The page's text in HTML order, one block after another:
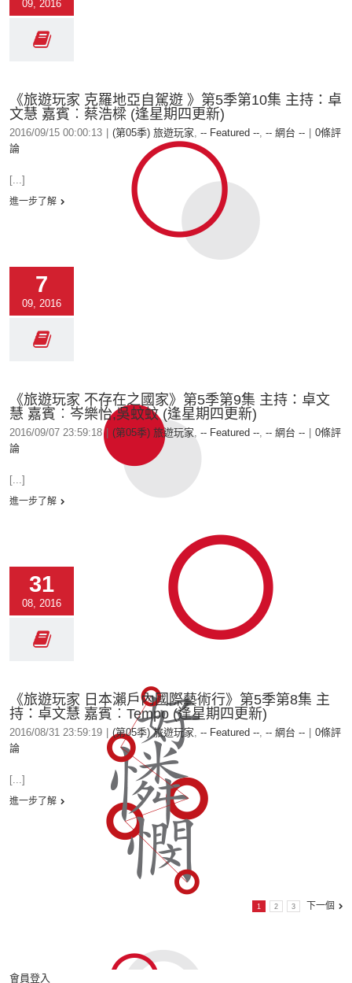
09, 2016
《旅遊玩家 克羅地亞自駕遊 》第5季第10集 主持：卓
文慧 嘉賓︰蔡浩樑 (逢星期四更新)
2016/09/15 00:00:13 (第05季) 旅遊玩家, -- Featured --, -- 網台 --
0條評
論
[...]
進一步了解
7
09, 2016
《旅遊玩家 不存在之國家》第5季第9集 主持：卓文
慧 嘉賓︰岑樂怡,吳蚊蚊 (逢星期四更新)
2016/09/07 23:59:18 (第05季) 旅遊玩家, -- Featured --, -- 網台 --
0條評
論
[...]
進一步了解
31
08, 2016
《旅遊玩家 日本瀨戶內國際藝術行》第5季第8集 主
持：卓文慧 嘉賓︰Tempo (逢星期四更新)
2016/08/31 23:59:19 (第05季) 旅遊玩家, -- Featured --, -- 網台 --
0條評
論
[...]
進一步了解
1 2 3 下一個
會員登入